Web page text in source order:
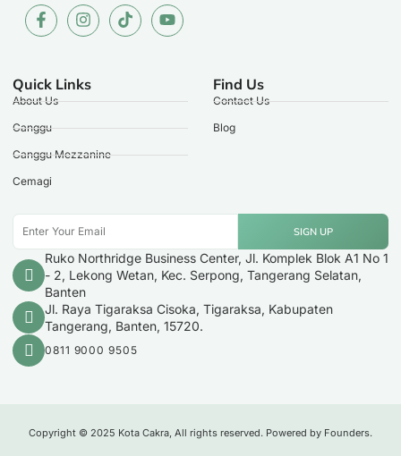
Quick Links
About Us
Canggu
Canggu Mezzanine
Cemagi
Find Us
Contact Us
Blog
SIGN UP
Ruko Northridge Business Center, Jl. Komplek Blok A1 No 1
- 2, Lekong Wetan, Kec. Serpong, Tangerang Selatan,
Banten
Jl. Raya Tigaraksa Cisoka, Tigaraksa, Kabupaten
Tangerang, Banten, 15720.
0811 9000 9505
Copyright © 2025 Kota Cakra, All rights reserved. Powered by Founders.